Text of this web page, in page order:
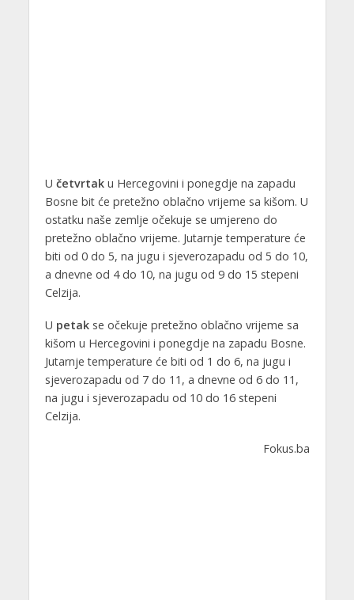
U četvrtaku Hercegovini i ponegdje na zapadu
Bosne bit će pretežno oblačno vrijeme sa kišom. U
ostatku naše zemlje očekuje se umjereno do
pretežno oblačno vrijeme. Jutarnje temperature će
biti od 0 do 5, na jugu i sjeverozapadu od 5 do 10,
a dnevne od 4 do 10, na jugu od 9 do 15 stepeni
Celzija.
U petakse očekuje pretežno oblačno vrijeme sa
kišom u Hercegovini i ponegdje na zapadu Bosne.
Jutarnje temperature će biti od 1 do 6, na jugu i
sjeverozapadu od 7 do 11, a dnevne od 6 do 11,
na jugu i sjeverozapadu od 10 do 16 stepeni
Celzija.
Fokus.ba